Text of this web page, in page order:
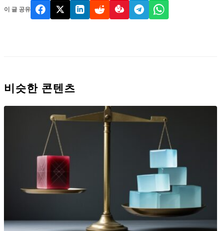
이 글 공유
비슷한 콘텐츠